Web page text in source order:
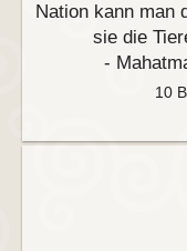
Nation kann man
sie die
-
10